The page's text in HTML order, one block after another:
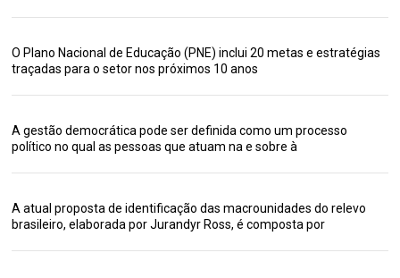
O Plano Nacional de Educação (PNE) inclui 20 metas e estratégias
traçadas para o setor nos próximos 10 anos
A gestão democrática pode ser definida como um processo
político no qual as pessoas que atuam na e sobre à
A atual proposta de identificação das macrounidades do relevo
brasileiro, elaborada por Jurandyr Ross, é composta por